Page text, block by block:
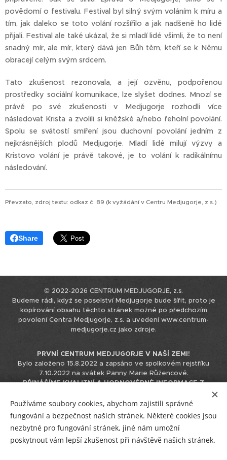
povědomí o festivalu. Festival byl silný svým voláním k míru a
tím, jak daleko se toto volání rozšířilo a jak nadšeně ho lidé
přijali. Festival ale také ukázal, že si mladí lidé všimli, že to není
snadný mír, ale mír, který dává jen Bůh těm, kteří se k Němu
obracejí celým svým srdcem.
Tato zkušenost rezonovala, a její ozvěnu, podpořenou
prostředky sociální komunikace, lze slyšet dodnes. Mnozí se
právě po své zkušenosti v Medjugorje rozhodli více
následovat Krista a zvolili si kněžské a/nebo řeholní povolání.
Spolu se svátostí smíření jsou duchovní povolání jedním z
nejkrásnějších plodů Medjugorje. Mladí lidé milují výzvy a
Kristovo volání je právě takové, je to volání k radikálnímu
následování.
Převzato, zdroj textu: odkaz č. 89 (k vyžádání v Centru Medjugorje, z.s.)
Share
© 2022-2026 CENTRUM MEDJUGORJE, z.s.
Budeme rádi, když se poselství Medjugorje bude šířit, proto je
kopírování obsahu těchto stránek možné po předchozím
povolení Centra Medjugorje, z.s. a uvedení www.centrum-
medjugorje.cz jako zdroje.
PRVNÍ CENTRUM MEDJUGORJE V NAŠÍ ZEMI!
Bylo založeno 15.8.2022 a zapsáno ve spolkovém rejstříku
7.10.2022 na svátek Panny Marie Růžencové.
PŘINÁŠÍME KVALITNÍ A HODNOVĚRNÉ INFORMACE Z
Tyto informace čerpáme přímo z originálního
zdroje v chorvatštině, nepoužíváme k tomu podklady již
přeložené do jiných jazyků, čímž eliminujeme možnost zkreslení
informace při překládání překladu.
IČO 17544866 / +420 723 230 310 / info@centrum-medjugorje.cz
Facebook/Instagram /YouTube
Používáme soubory cookies, abychom zajistili správné
fungování a bezpečnost našich stránek. Některé cookies jsou
nezbytné pro fungování stránek, jiné nám umožní
poskytnout vám lepší zkušenost při návštěvě našich stránek.